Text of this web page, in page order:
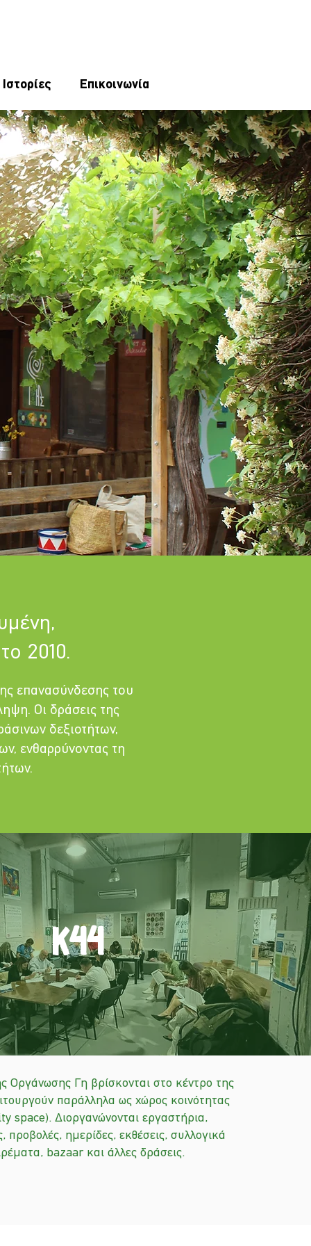
Επικοινωνία
2010.
επανασύνδεσης του
Οι δράσεις της
δεξιοτήτων,
ενθαρρύνοντας τη
κ44
Οργάνωσης Γη βρίσκονται στο κέντρο της
παράλληλα ως χώρος κοινότητας
space). Διοργανώνονται εργαστήρια,
προβολές, ημερίδες, εκθέσεις, συλλογικά
bazaar και άλλες δράσεις.